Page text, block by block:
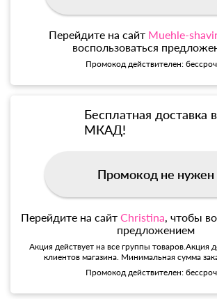
Перейдите на сайт Muehle-
воспользоваться
Промокод действителен:
Бесплатная доставка
МКАД!
Промокод не нужен
Перейдите на сайт Christina , чтобы
предложением
Акция действует на все группы товаров.Акция
клиентов магазина. Минимальная сумма
Промокод действителен: